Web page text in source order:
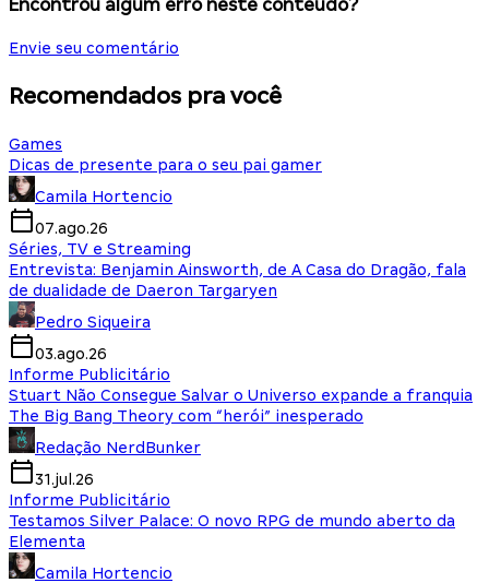
Encontrou algum erro neste conteúdo?
Envie seu comentário
Recomendados pra você
Games
Dicas de presente para o seu pai gamer
Camila Hortencio
07.ago.26
Séries, TV e Streaming
Entrevista: Benjamin Ainsworth, de A Casa do Dragão, fala
de dualidade de Daeron Targaryen
Pedro Siqueira
03.ago.26
Informe Publicitário
Stuart Não Consegue Salvar o Universo expande a franquia
The Big Bang Theory com “herói” inesperado
Redação NerdBunker
31.jul.26
Informe Publicitário
Testamos Silver Palace: O novo RPG de mundo aberto da
Elementa
Camila Hortencio